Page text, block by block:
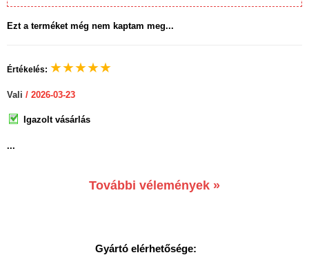
Ezt a terméket még nem kaptam meg...
Értékelés: ★★★★★
Vali / 2026-03-23
Igazolt vásárlás
...
További vélemények »
Gyártó elérhetősége: